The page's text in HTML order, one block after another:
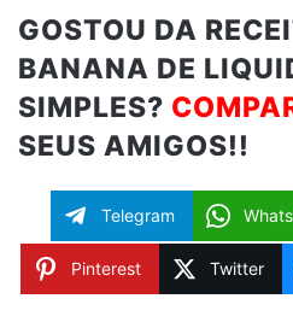
GOSTOU DA
BANANA DE
SIMPLES?
SEUS AMIGOS!!
Telegram
Pinterest Twitter